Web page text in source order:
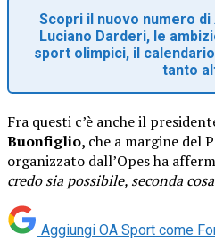
Scopri il nuovo numero di
Luciano Darderi, le
sport olimpici, il
tanto
Fra questi c’è anche il
Buonfiglio, che a margine del
organizzato dall’Opes ha
credo sia possibile, seconda cosa
Aggiungi OA Sport come